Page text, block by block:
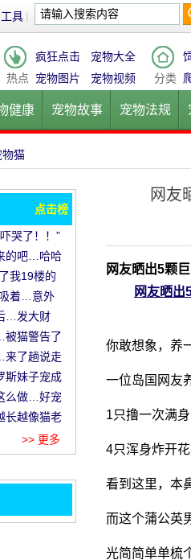
具 |
热点
疯狂点击
宠物大全
宠物图片
宠物视频 分类
健康 宠物故事 宠物法规
医院
物猫
网友
网友晒出5颗
网友晒
你敢想象，养
一位岛国网友
1只撸一次满
4只浑身炸开
看到这里，本
而这个蒲公英
光简简单单梳
点击榜
哭了！！”
的吧…哈哈
我19楼的
着…意外
…发大财
被猫警告了
来了趟说走
斯妹子宠成
么做…好宠
长越像猫老
>> 更多